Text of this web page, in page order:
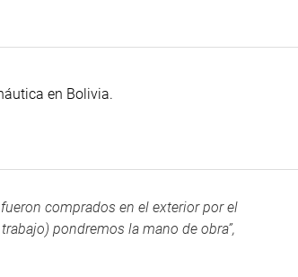
en Bolivia.
comprados en el exterior por el
pondremos la mano de obra”,